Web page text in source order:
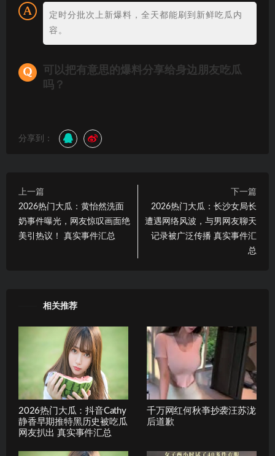
定时分批次上新爆料，全天都能刷到新鲜吃瓜内
容。
可以把有意思的爆料分享给身边朋友吃瓜
吗？
分享到：
上一篇
2026热门大瓜：黄怡然洗面
奶事件曝光，网友惊叹画面绝
美引热议！ 真实事件汇总
下一篇
2026热门大瓜：长沙女局长
遭遇网络风波，与男网友聊天
记录被广泛传播 真实事件汇
总
相关推荐
2026热门大瓜：抖音Cathy
静香早期推特黑历史被吃瓜
网友扒出 真实事件汇总
千万网红何秋亊抄袭汪苏泷
后道歉